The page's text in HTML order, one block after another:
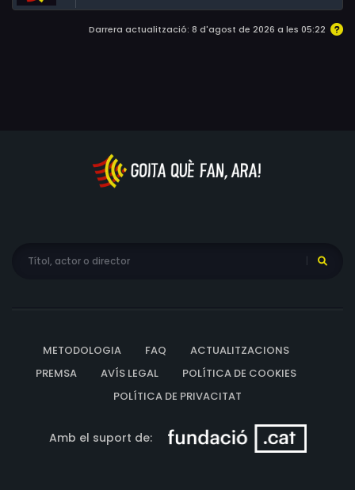
Darrera actualització: 8 d'agost de 2026 a les 05:22
METODOLOGIA FAQ
ACTUALITZACIONS
PREMSA
AVÍS LEGAL
POLÍTICA DE COOKIES
POLÍTICA DE PRIVACITAT
Amb el suport de: